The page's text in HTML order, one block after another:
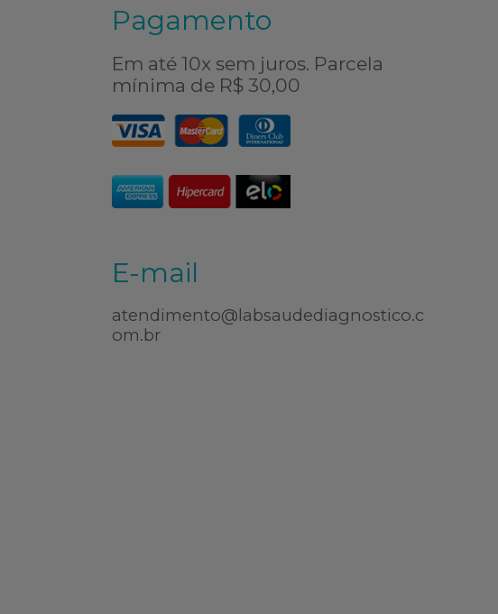
Pagamento
Em até 10x sem juros. Parcela
mínima de R$ 30,00
E-mail
atendimento@labsaudediagnostico.c
om.br